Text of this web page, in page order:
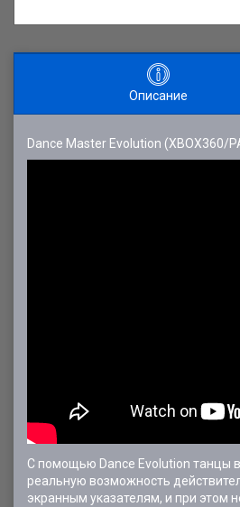
Описание
Dance Master Evolution (XBOX360/
С помощью Dance Evolution танцы
реальную возможность
экранным указателям, и при этом